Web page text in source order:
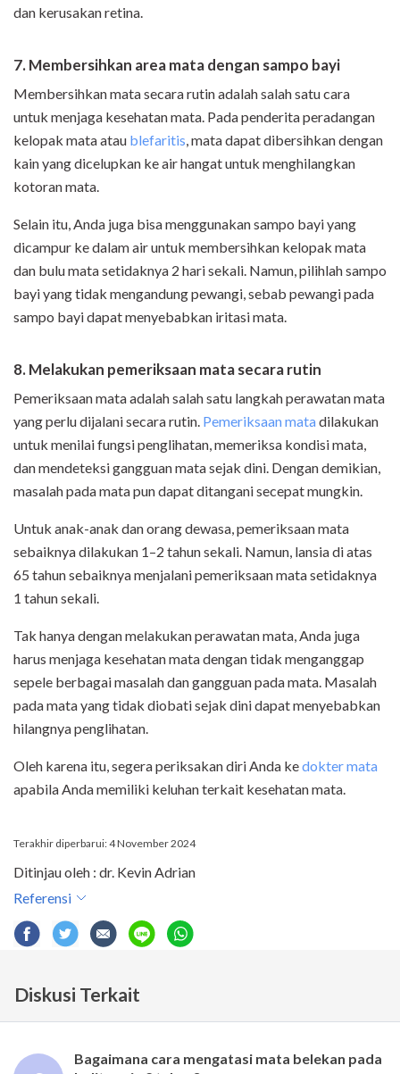
dan kerusakan retina.
7. Membersihkan area mata dengan sampo bayi
Membersihkan mata secara rutin adalah salah satu cara
untuk menjaga kesehatan mata. Pada penderita peradangan
kelopak mata atau blefaritis, mata dapat dibersihkan dengan
kain yang dicelupkan ke air hangat untuk menghilangkan
kotoran mata.
Selain itu, Anda juga bisa menggunakan sampo bayi yang
dicampur ke dalam air untuk membersihkan kelopak mata
dan bulu mata setidaknya 2 hari sekali. Namun, pilihlah sampo
bayi yang tidak mengandung pewangi, sebab pewangi pada
sampo bayi dapat menyebabkan iritasi mata.
8. Melakukan pemeriksaan mata secara rutin
Pemeriksaan mata adalah salah satu langkah perawatan mata
yang perlu dijalani secara rutin. Pemeriksaan matadilakukan
untuk menilai fungsi penglihatan, memeriksa kondisi mata,
dan mendeteksi gangguan mata sejak dini. Dengan demikian,
masalah pada mata pun dapat ditangani secepat mungkin.
Untuk anak-anak dan orang dewasa, pemeriksaan mata
sebaiknya dilakukan 1–2 tahun sekali. Namun, lansia di atas
65 tahun sebaiknya menjalani pemeriksaan mata setidaknya
1 tahun sekali.
Tak hanya dengan melakukan perawatan mata, Anda juga
harus menjaga kesehatan mata dengan tidak menganggap
sepele berbagai masalah dan gangguan pada mata. Masalah
pada mata yang tidak diobati sejak dini dapat menyebabkan
hilangnya penglihatan.
Oleh karena itu, segera periksakan diri Anda kedokter mata
apabila Anda memiliki keluhan terkait kesehatan mata.
Terakhir diperbarui: 4 November 2024